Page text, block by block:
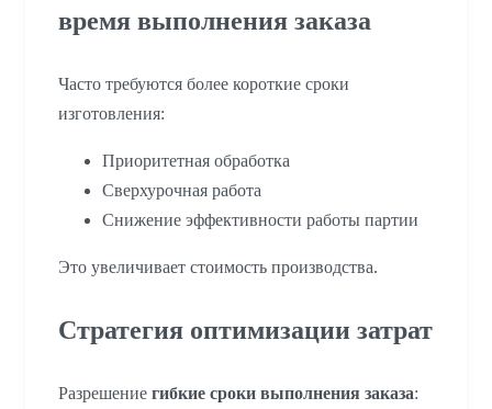
время выполнения заказа
Часто требуются более короткие сроки
изготовления:
Приоритетная обработка
Сверхурочная работа
Снижение эффективности работы партии
Это увеличивает стоимость производства.
Стратегия оптимизации затрат
Разрешение гибкие сроки выполнения заказа: